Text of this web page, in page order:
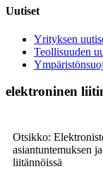
Uutiset
Yrityksen
Teollisuuden
elektroninen
Otsikko:
asiantuntemuksen
liitännöissä